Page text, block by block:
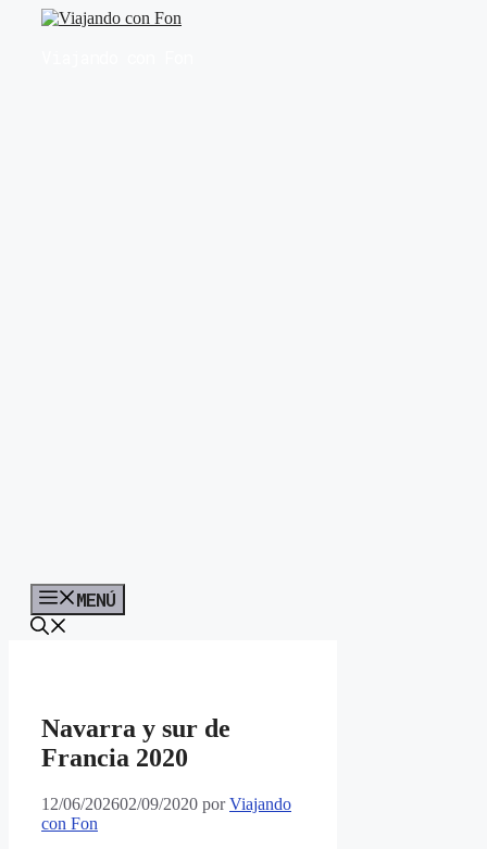
Saltar
MENÚ
Navarra y sur de
Francia 2020
12/06/202602/09/2020 porViajando
con Fon